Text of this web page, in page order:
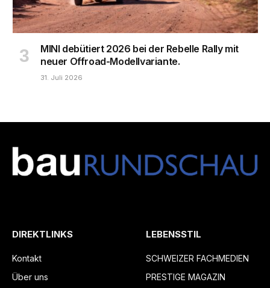
MINI debütiert 2026 bei der Rebelle Rally mit
neuer Offroad-Modellvariante.
31. Juli 2026
DIREKTLINKS
Kontakt
Über uns
LEBENSSTIL
SCHWEIZER FACHMEDIEN
PRESTIGE MAGAZIN